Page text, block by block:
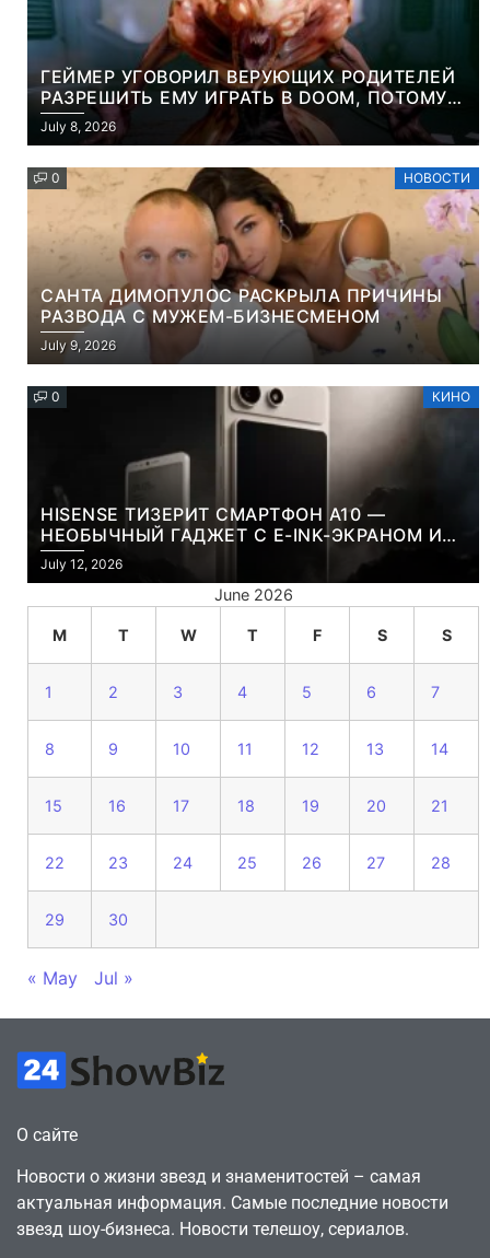
ГЕЙМЕР УГОВОРИЛ ВЕРУЮЩИХ РОДИТЕЛЕЙ
РАЗРЕШИТЬ ЕМУ ИГРАТЬ В DOOM, ПОТОМУ
ЧТО ЭТО ХРИСТИАНСКАЯ ИГРА ПРО
УБИЙСТВО ДЕМОНОВ
July 8, 2026
0 НОВОСТИ
САНТА ДИМОПУЛОС РАСКРЫЛА ПРИЧИНЫ
РАЗВОДА С МУЖЕМ-БИЗНЕСМЕНОМ
July 9, 2026
0 КИНО
HISENSE ТИЗЕРИТ СМАРТФОН A10 —
НЕОБЫЧНЫЙ ГАДЖЕТ С E-INK-ЭКРАНОМ И
СЪЕМНОЙ LCD-ПАНЕЛЬЮ ДЛЯ ЦВЕТНОГО
КОНТЕНТА И СОЦСЕТЕЙ
July 12, 2026
June 2026
M T W T F S S
1 2 3 4 5 6 7
8 9 10 11 12 13 14
15 16 17 18 19 20 21
22 23 24 25 26 27 28
29 30
« May Jul »
О сайте
Новости о жизни звезд и знаменитостей – самая
актуальная информация. Самые последние новости
звезд шоу-бизнеса. Новости телешоу, сериалов.